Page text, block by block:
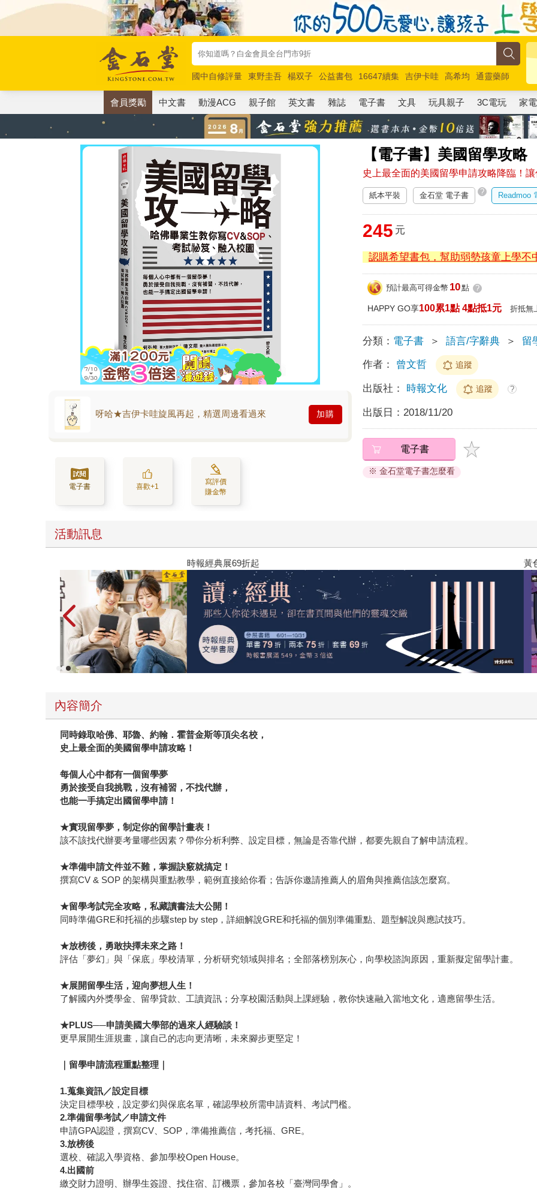
國中自修評量 東野圭吾 楊双子 公益書包 16647續集 吉伊卡哇 高希均
通靈藥師
唯紅花綻放
奧德賽 路邊攤新作 馬斯克 玩具總動員5 超慢跑
會員獎勵 中文書 動漫ACG 親子館 英文書 雜誌 電子書 文具 玩具親子 3C電玩 家電
【電子書】美國留學攻略
史上最全面的美國留學申請攻略降臨！
呀哈★吉伊卡哇旋風再起，精選周邊看過來 加購
電子書 喜歡+1
寫評價
賺金幣
紙本平裝 金石堂 電子書 ? Readmoo
245 元
認購希望書包，幫助弱勢孩童上學不
預計最高可得金幣 10點 ?
HAPPY GO享100累1點 4點抵1元 折抵無
分類： 電子書 ＞ 語言/字辭典 ＞ 留
作者： 曾文哲 追蹤
出版社： 時報文化 追蹤 ?
出版日： 2018/11/20
電子書
※ 金石堂電子書怎麼看
活動訊息
黃色書刊回來了！一起走進他的
內容簡介
同時錄取哈佛、耶魯、約翰．霍普金斯等頂尖名校，
史上最全面的美國留學申請攻略！
每個人心中都有一個留學夢
勇於接受自我挑戰，沒有補習，不找代辦，
也能一手搞定出國留學申請！
★實現留學夢，制定你的留學計畫表！
該不該找代辦要考量哪些因素？帶你分析利弊、設定目標，無論是否靠代辦，都要先親自了解申請流程。
★準備申請文件並不難，掌握訣竅就搞定！
撰寫CV & SOP 的架構與重點教學，範例直接給你看；告訴你邀請推薦人的眉角與推薦信該怎麼寫。
★留學考試完全攻略，私藏讀書法大公開！
同時準備GRE和托福的步驟step by step，詳細解說GRE和托福的個別準備重點、題型解說與應試技巧。
★放榜後，勇敢抉擇未來之路！
評估「夢幻」與「保底」學校清單，分析研究領域與排名；全部落榜別灰心，向學校諮詢原因，重新擬定留學計畫。
★展開留學生活，迎向夢想人生！
了解國內外獎學金、留學貸款、工讀資訊；分享校園活動與上課經驗，教你快速融入當地文化，適應留學生活。
★PLUS──申請美國大學部的過來人經驗談！
更早展開生涯規畫，讓自己的志向更清晰，未來腳步更堅定！
｜留學申請流程重點整理｜
1.蒐集資訊／設定目標
決定目標學校，設定夢幻與保底名單，確認學校所需申請資料、考試門檻。
2.準備留學考試／申請文件
申請GPA認證，撰寫CV、SOP，準備推薦信，考托福、GRE。
3.放榜後
選校、確認入學資格、參加學校Open House。
4.出國前
繳交財力證明、辦學生簽證、找住宿、訂機票，參加各校「臺灣同學會」。